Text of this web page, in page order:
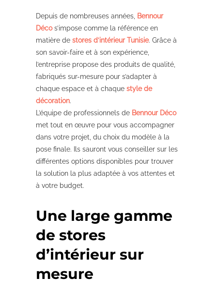
Depuis de nombreuses années, Bennour
Décos’impose comme la référence en
matière de stores d’intérieur Tunisie. Grâce à
son savoir-faire et à son expérience,
l’entreprise propose des produits de qualité,
fabriqués sur-mesure pour s’adapter à
chaque espace et à chaque style de
décoration.
L’équipe de professionnels de Bennour Déco
met tout en œuvre pour vous accompagner
dans votre projet, du choix du modèle à la
pose finale. Ils sauront vous conseiller sur les
différentes options disponibles pour trouver
la solution la plus adaptée à vos attentes et
à votre budget.
Une large gamme
de stores
d’intérieur sur
mesure